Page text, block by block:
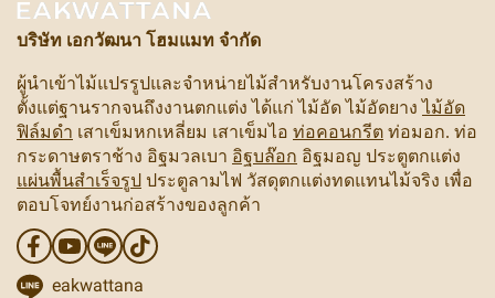
บริษัท เอกวัฒนา โฮมแมท จำกัด
ผู้นำเข้าไม้แปรรูปและจำหน่ายไม้สำหรับงานโครงสร้าง
ตั้งแต่ฐานรากจนถึงงานตกแต่ง ได้แก่ ไม้อัด ไม้อัดยางไม้อัด
ฟิล์มดำ เสาเข็มหกเหลี่ยม เสาเข็มไอ ท่อคอนกรีต ท่อมอก. ท่อ
กระดาษตราช้าง อิฐมวลเบา อิฐบล๊อก อิฐมอญ ประตูตกแต่ง
แผ่นพื้นสำเร็จรูป ประตูลามไฟ วัสดุตกแต่งทดแทนไม้จริง เพื่อ
ตอบโจทย์งานก่อสร้างของลูกค้า
eakwattana